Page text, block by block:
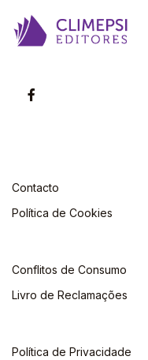
Contacto
Política de Cookies
Conflitos de Consumo
Livro de Reclamações
Política de Privacidade